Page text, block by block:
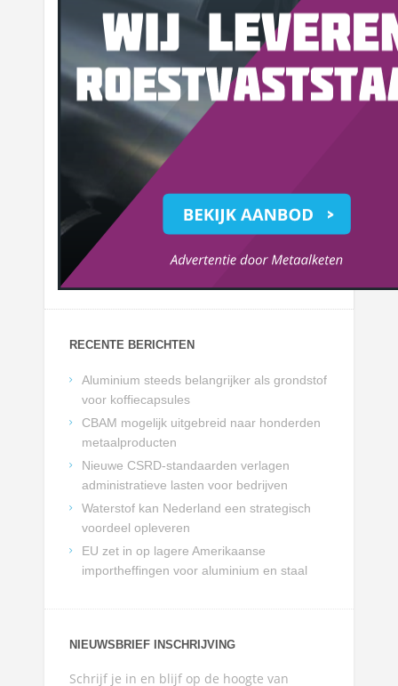
RECENTE BERICHTEN
Aluminium steeds belangrijker als grondstof
voor koffiecapsules
CBAM mogelijk uitgebreid naar honderden
metaalproducten
Nieuwe CSRD-standaarden verlagen
administratieve lasten voor bedrijven
Waterstof kan Nederland een strategisch
voordeel opleveren
EU zet in op lagere Amerikaanse
importheffingen voor aluminium en staal
NIEUWSBRIEF INSCHRIJVING
Schrijf je in en blijf op de hoogte van